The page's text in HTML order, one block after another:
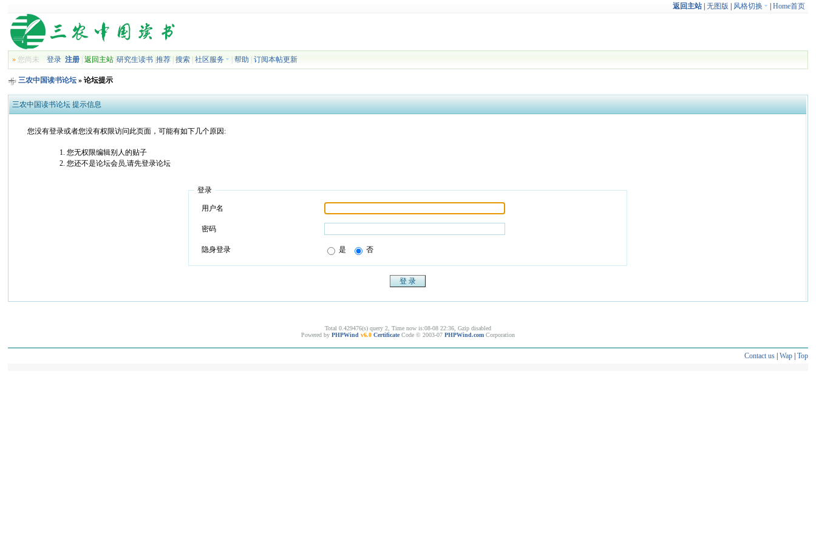
返回主站| 无图版 风格切换 Home首页
» 您尚未登录 注册 |返回主站 |研究生读书 |推荐 |搜索 |社区服务 |帮助 |订阅本帖更新
三农中国读书论坛 » 论坛提示
三农中国读书论坛 提示信息
您没有登录或者您没有权限访问此页面，可能有如下几个原因:
您无权限编辑别人的贴子
您还不是论坛会员,请先登录论坛
登录
用户名
密码
隐身登录 是 否
Total 0.429476(s) query 2, Time now is:08-08 22:36, Gzip disabled
Powered by PHPWind v6.0 Certificate Code © 2003-07 PHPWind.com Corporation
Contact us| Wap| Top